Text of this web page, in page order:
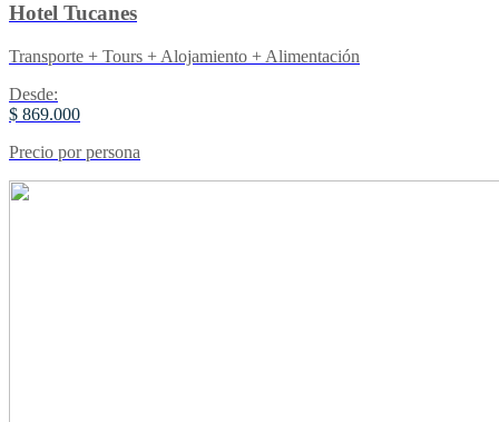
Hotel Tucanes
Transporte + Tours + Alojamiento + Alimentación
Desde:
$ 869.000
Precio por persona